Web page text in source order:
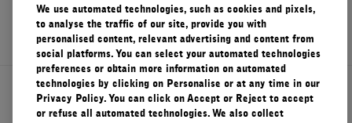
À propos de Le Labo
S'ENREGISTRER
We use automated technologies, such as cookies and pixels,
to analyse the traffic of our site, provide you with
personalised content, relevant advertising and content from
social platforms. You can select your automated technologies
preferences or obtain more information on automated
technologies by clicking on Personalise or at any time in our
Privacy Policy. You can click on Accept or Reject to accept
or refuse all automated technologies. We also collect